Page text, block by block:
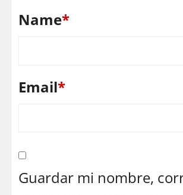
Name*
Email*
Guardar mi nombre,